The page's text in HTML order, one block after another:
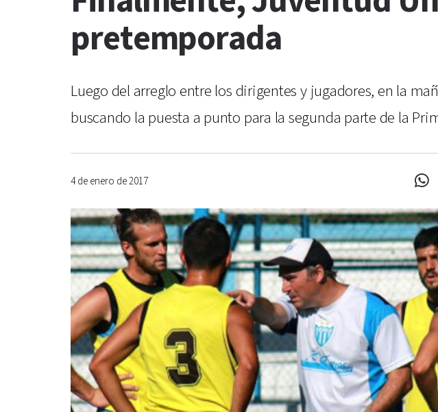
pretemporada
Luego del arreglo entre los dirigentes y jugadores, en la
buscando la puesta a punto para la segunda parte de la
4 de enero de 2017